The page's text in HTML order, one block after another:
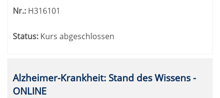
Nr.: H316101
Status: Kurs abgeschlossen
Alzheimer-Krankheit: Stand des Wissens -
ONLINE